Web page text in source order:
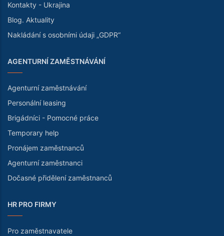
Kontakty - Ukrajina
Blog. Aktuality
Nakládání s osobními údaji „GDPR“
AGENTURNÍ ZAMĚSTNÁVÁNÍ
Agenturní zaměstnávání
Personální leasing
Brigádníci - Pomocné práce
Temporary help
Pronájem zaměstnanců
Agenturní zaměstnanci
Dočasné přidělení zaměstnanců
HR PRO FIRMY
Pro zaměstnavatele